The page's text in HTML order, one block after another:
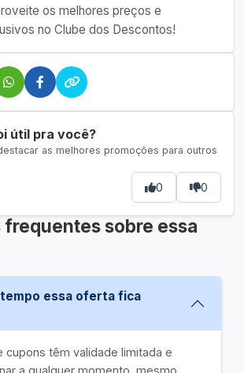
os melhores preços e
no Clube dos Descontos!
útil pra você?
as melhores promoções para outros
0 0
frequentes sobre essa
essa oferta fica
cupons têm validade limitada e
a qualquer momento, mesmo